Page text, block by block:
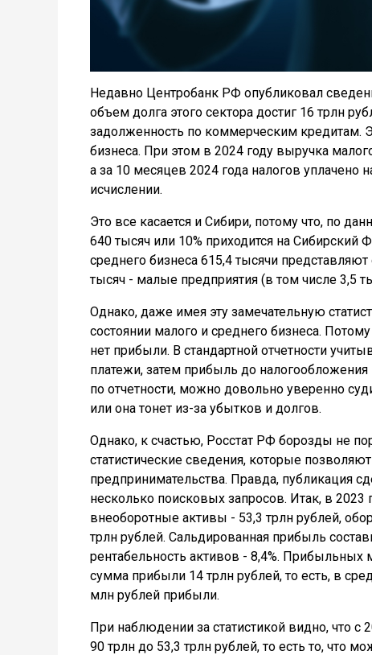
Недавно Центробанк РФ опубликовал
объем долга этого сектора достиг 16 трлн
задолженность по коммерческим кредитам.
бизнеса. При этом в 2024 году выручка
а за 10 месяцев 2024 года налогов уплачено
исчислении.
Это все касается и Сибири, потому что, по
640 тысяч или 10% приходится на Сибирский
среднего бизнеса 615,4 тысячи
тысяч - малые предприятия (в том числе 3,5
Однако, даже имея эту замечательную
состоянии малого и среднего бизнеса.
нет прибыли. В стандартной отчетности
платежи, затем прибыль до
по отчетности, можно довольно уверенно
или она тонет из-за убытков и долгов.
Однако, к счастью, Росстат РФ борозды не
статистические сведения, которые
предпринимательства. Правда, публикация
несколько поисковых запросов. Итак, в 2023
внеоборотные активы - 53,3 трлн рублей,
трлн рублей. Сальдированная прибыль
рентабельность активов - 8,4%.
сумма прибыли 14 трлн рублей, то есть, в
млн рублей прибыли.
При наблюдении за статистикой видно, что
90 трлн до 53,3 трлн рублей, то есть то, что